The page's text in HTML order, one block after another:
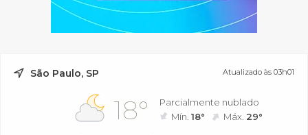
São Paulo, SP Atualizado às 03h01
18°
Parcialmente nublado
Mín.18° Máx. 29°